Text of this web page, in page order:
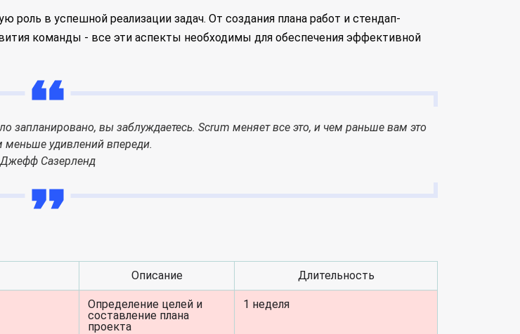
в успешной реализации задач. От создания плана работ и стендап-
команды - все эти аспекты необходимы для обеспечения эффективной
запланировано, вы заблуждаетесь. Scrum меняет все это, и чем раньше вам это
меньше удивлений впереди.
Джефф Сазерленд
Описание Длительность
Определение целей и
составление плана
проекта
1 неделя